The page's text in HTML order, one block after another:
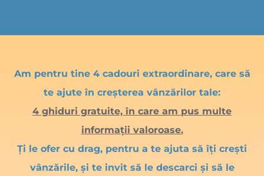
Am pentru tine 4 cadouri extraordinare, care să
te ajute în creșterea vânzărilor tale:
4 ghiduri gratuite, în care am pus multe
informații valoroase.
Ți le ofer cu drag, pentru a te ajuta să îți crești
vânzările, și te invit să le descarci și să le